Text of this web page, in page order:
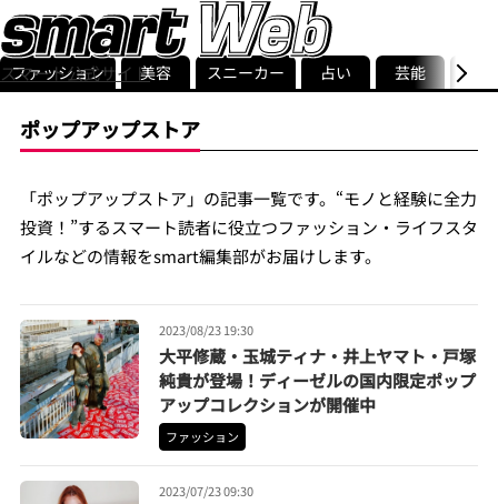
スマート公式サイト
smart最新号
記事一覧ランキング
ストリ
ファッション 美容 スニーカー 占い 芸能 グル
ポップアップストア
「ポップアップストア」の記事一覧です。“モノと経験に全力
投資！”するスマート読者に役立つファッション・ライフスタ
イルなどの情報をsmart編集部がお届けします。
2023/08/23 19:30
大平修蔵・玉城ティナ・井上ヤマト・戸塚
純貴が登場！ディーゼルの国内限定ポップ
アップコレクションが開催中
ファッション
2023/07/23 09:30